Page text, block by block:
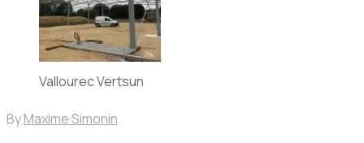
Vallourec Vertsun
ByMaxime Simonin